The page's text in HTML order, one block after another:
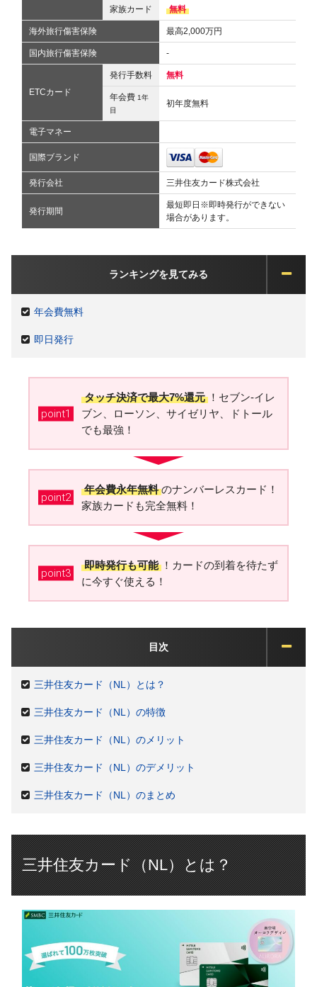
家族カード 無料
海外旅行傷害保険 最高2,000万円
国内旅行傷害保険 -
ETCカード
発行手数料 無料
年会費 1年
目
初年度無料
電子マネー
国際ブランド
発行会社 三井住友カード株式会社
発行期間
最短即日※即時発行ができない
場合があります。
ランキングを見てみる
年会費無料
即日発行
point1
タッチ決済で最大7%還元 ！セブン-イレ
ブン、ローソン、サイゼリヤ、ドトール
でも最強！
point2
年会費永年無料 のナンバーレスカード！
家族カードも完全無料！
point3
即時発行も可能 ！カードの到着を待たず
に今すぐ使える！
目次
三井住友カード（NL）とは？
三井住友カード（NL）の特徴
三井住友カード（NL）のメリット
三井住友カード（NL）のデメリット
三井住友カード（NL）のまとめ
三井住友カード（NL）とは？